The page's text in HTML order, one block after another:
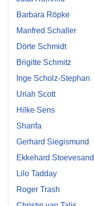
Barbara Röpke
Manfred Schaller
Dörte Schmidt
Brigitte Schmitz
Inge Scholz-Stephan
Uriah Scott
Hilke Sens
Sharifa
Gerhard Siegismund
Ekkehard Stoevesand
Lilo Tadday
Roger Trash